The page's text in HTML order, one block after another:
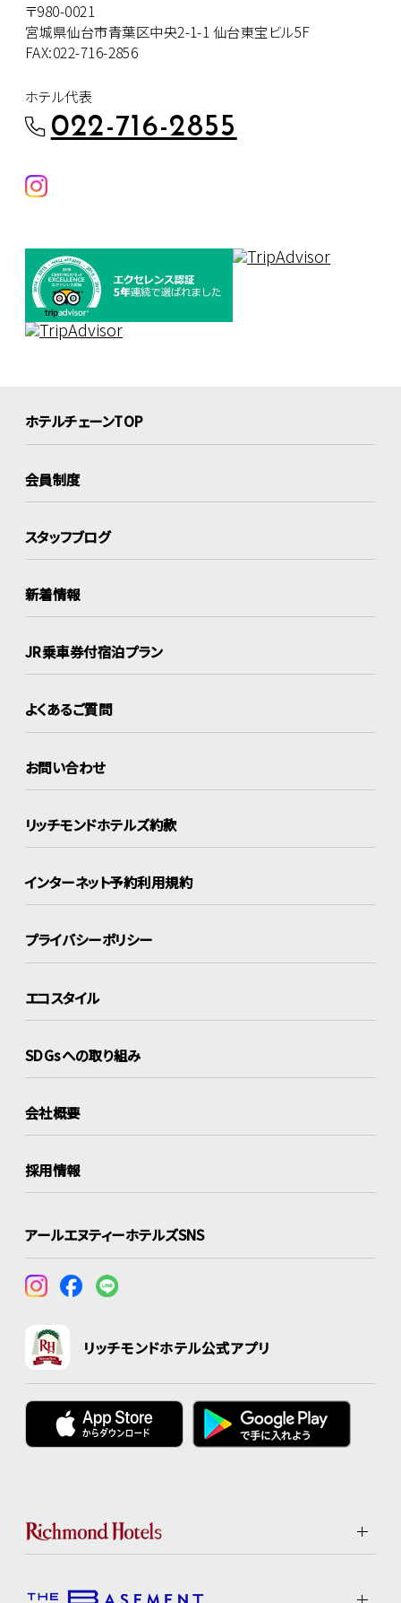
〒980-0021
宮城県仙台市青葉区中央2-1-1 仙台東宝ビル5F
FAX:022-716-2856
ホテル代表
022-716-2855
ホテルチェーンTOP
会員制度
スタッフブログ
新着情報
JR乗車券付宿泊プラン
よくあるご質問
お問い合わせ
リッチモンドホテルズ約款
インターネット予約利用規約
プライバシーポリシー
エコスタイル
SDGsへの取り組み
会社概要
採用情報
アールエヌティーホテルズSNS
リッチモンドホテル公式アプリ